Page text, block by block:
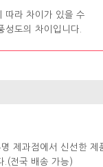
따라 차이가 있을 수
성도의 차이입니다.
제과점에서 신선한 제
.(전국 배송 가능)